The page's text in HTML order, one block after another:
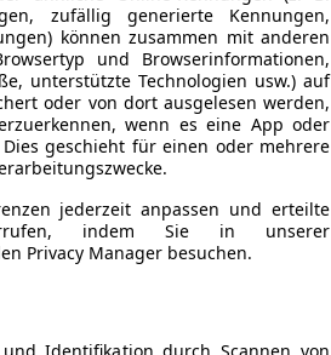
zufällig generierte Kennungen,
können zusammen mit anderen
und Browserinformationen,
unterstützte Technologien usw.) auf
oder von dort ausgelesen werden,
wenn es eine App oder
geschieht für einen oder mehrere
jederzeit anpassen und erteilte
indem Sie in unserer
Privacy Manager besuchen.
Identifikation durch Scannen von